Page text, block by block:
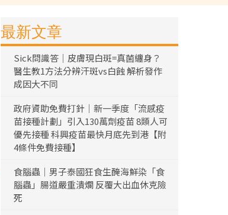
最新文章
Sick問識答｜皮膚現白斑=真菌纏身？
醫生教1方法分辨汗斑vs白蝕 解析發作
成因大不同
政府資助免費打針｜新一季度「流感疫
苗接種計劃」引入130萬劑疫苗 8類人可
優先接種 科興疫苗最快月底先到港【附
4條件免費接種】
食腦蟲｜男子泰國狂食生醃海鮮染「食
腦蟲」腸道嚴重潰爛 反覆大出血休克險
死